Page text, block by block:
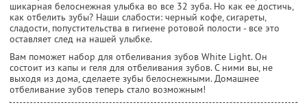
шикарная белоснежная улыбка во все 32 зуба. Но как ее достичь,
как отбелить зубы? Наши слабости: черный кофе, сигареты,
сладости, попустительства в гигиене ротовой полости - все это
оставляет след на нашей улыбке.
Вам поможет набор для отбеливания зубов White Light. Он
состоит из капы и геля для отбеливания зубов. С ними вы, не
выходя из дома, сделаете зубы белоснежными. Домашнее
отбеливание зубов теперь стало возможным!